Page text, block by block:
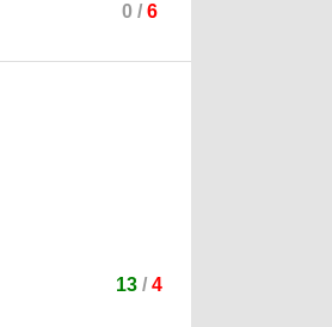
0 / 6
13 / 4